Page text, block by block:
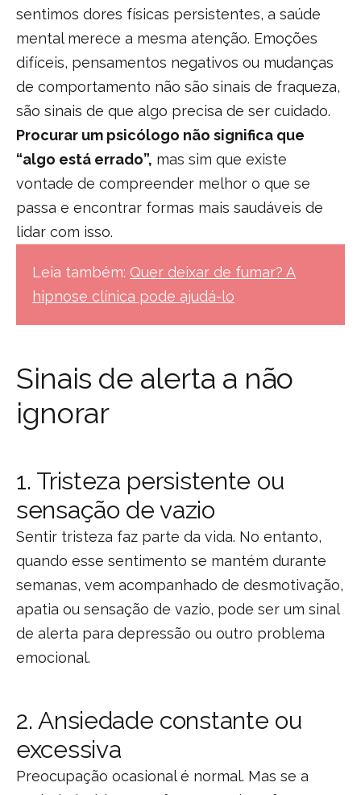
sentimos dores físicas persistentes, a saúde
mental merece a mesma atenção. Emoções
difíceis, pensamentos negativos ou mudanças
de comportamento não são sinais de fraqueza,
são sinais de que algo precisa de ser cuidado.
Procurar um psicólogo não significa que
“algo está errado”, mas sim que existe
vontade de compreender melhor o que se
passa e encontrar formas mais saudáveis de
lidar com isso.
Leia também: Quer deixar de fumar? A
hipnose clínica pode ajudá-lo
Sinais de alerta a não
ignorar
1. Tristeza persistente ou
sensação de vazio
Sentir tristeza faz parte da vida. No entanto,
quando esse sentimento se mantém durante
semanas, vem acompanhado de desmotivação,
apatia ou sensação de vazio, pode ser um sinal
de alerta para depressão ou outro problema
emocional.
2. Ansiedade constante ou
excessiva
Preocupação ocasional é normal. Mas se a